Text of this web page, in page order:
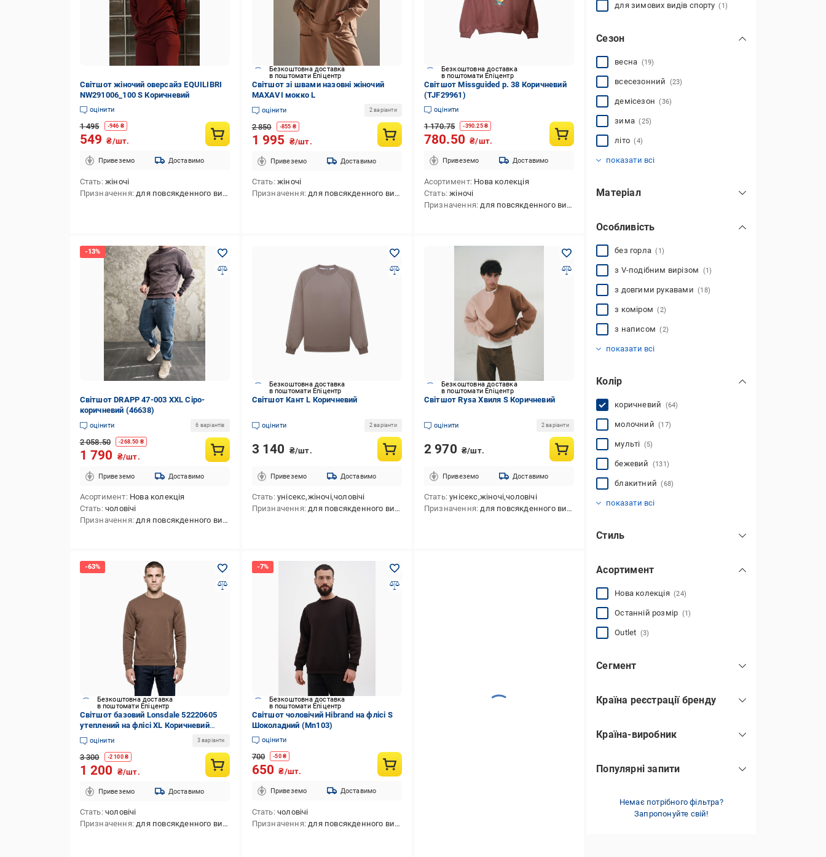
Світшот жіночий оверсайз EQUILIBRI
NW291006_100 S Коричневий
оцінити
1 495 -946 ₴
549 ₴/шт.
Привеземо Доставимо
Стать жіночі
Призначення для повсякденного використання
Безкоштовна доставка
в поштомати Епіцентр
Світшот зі швами назовні жіночий
MAXAVI мокко L
оцінити 2 варіанти
2 850 -855 ₴
1 995 ₴/шт.
Привеземо Доставимо
Стать жіночі
Призначення для повсякденного використання
Безкоштовна доставка
в поштомати Епіцентр
Світшот Missguided р. 38 Коричневий
(TJF29961)
оцінити
1 170.75 -390.25₴
780.50 ₴/шт.
Привеземо Доставимо
Асортимент Нова колекція
Стать жіночі
Призначення для повсякденного використання
Світшот DRAPP 47-003 XXL Сіро-
коричневий (46638)
оцінити 6 варіантів
2 058.50 -268.50 ₴
1 790 ₴/шт.
Привеземо Доставимо
Асортимент Нова колекція
Стать чоловічі
Призначення для повсякденного використання
Безкоштовна доставка
в поштомати Епіцентр
Світшот Кант L Коричневий
оцінити 2 варіанти
3 140 ₴/шт.
Привеземо Доставимо
Стать унісекс,жіночі,чоловічі
Призначення для повсякденного використання
Безкоштовна доставка
в поштомати Епіцентр
Світшот Rysa Хвиля S Коричневий
оцінити 2 варіанти
2 970 ₴/шт.
Привеземо Доставимо
Стать унісекс,жіночі,чоловічі
Призначення для повсякденного використання
Безкоштовна доставка
в поштомати Епіцентр
Світшот базовий Lonsdale 52220605
утеплений на флісі XL Коричневий
(2522206054703)
оцінити 3 варіанти
3 300 -2 100₴
1 200 ₴/шт.
Привеземо Доставимо
Стать чоловічі
Призначення для повсякденного використання
Безкоштовна доставка
в поштомати Епіцентр
Світшот чоловічий Hibrand на флісі S
Шоколадний (Mn103)
оцінити
700 -50₴
650 ₴/шт.
Привеземо Доставимо
Стать чоловічі
Призначення для повсякденного використання,для активного відпочинку
для зимових видів спорту(1)
Сезон
весна (19)
всесезонний (23)
демісезон(36)
зима(25)
літо(4)
показати всі
Матеріал
спандекс
хутро
поліестер
показати всі
Особливість
без горла(1)
з V-подібним вирізом (1)
з довгими рукавами(18)
з коміром(2)
з написом(2)
показати всі
Колір
коричневий (64)
молочний(17)
мульті (5)
бежевий (131)
блакитний(68)
показати всі
Стиль
спортивний
Асортимент
Нова колекція(24)
Останній розмір (1)
Outlet (3)
Сегмент
мас-маркет(5)
Країна реєстрації бренду
Польща(3)
Країна-виробник
Китай(11)
Україна(49)
Популярні запити
базові(21)
Немає потрібного фільтра?
Запропонуйте свій!